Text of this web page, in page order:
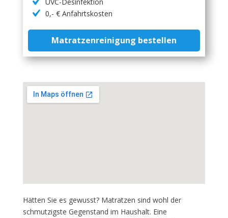
0,- € Anfahrtskosten
Matratzenreinigung bestellen
Hätten Sie es gewusst? Matratzen sind wohl der
schmutzigste Gegenstand im Haushalt. Eine